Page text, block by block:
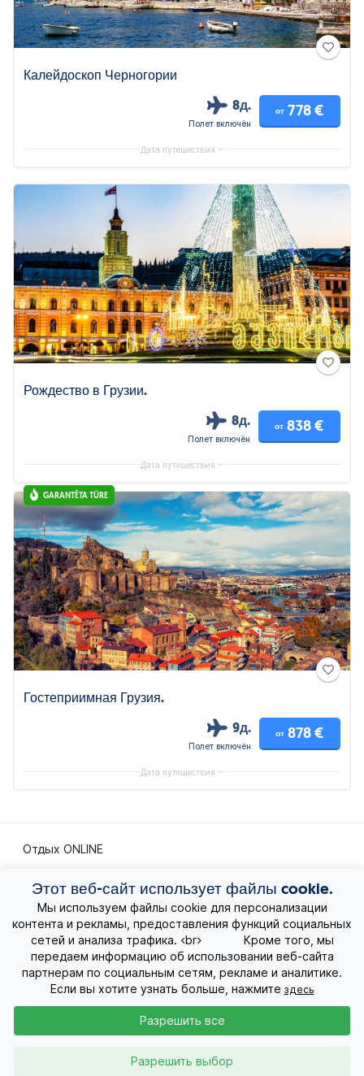
Калейдоскоп Черногории
8д.
Полет включён
от 778 €
Дата путешествия
Рождество в Грузии.
8д.
Полет включён
от 838 €
Дата путешествия
GARANTĒTA TŪRE
Гостеприимная Грузия.
9д.
Полет включён
от 878 €
Дата путешествия
Отдых ONLINE
Экскурсионные путешествия
Экзотические путешествия
Лучшие предложения
Круизы
Этот веб-сайт использует файлы cookie.
Мы используем файлы cookie для персонализации
контента и рекламы, предоставления функций социальных
сетей и анализа трафика. <br> Кроме того, мы
передаем информацию об использовании веб-сайта
партнерам по социальным сетям, рекламе и аналитике.
Если вы хотите узнать больше, нажмите здесь
Разрешить выбор
Разрешить все